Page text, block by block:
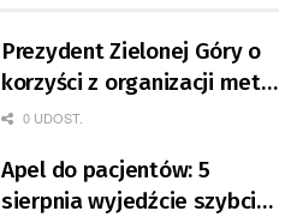
Prezydent Zielonej Góry o
korzyści z organizacji mety
Tour de Pologne
0 UDOST.
Apel do pacjentów: 5
sierpnia wyjedźcie szybciej